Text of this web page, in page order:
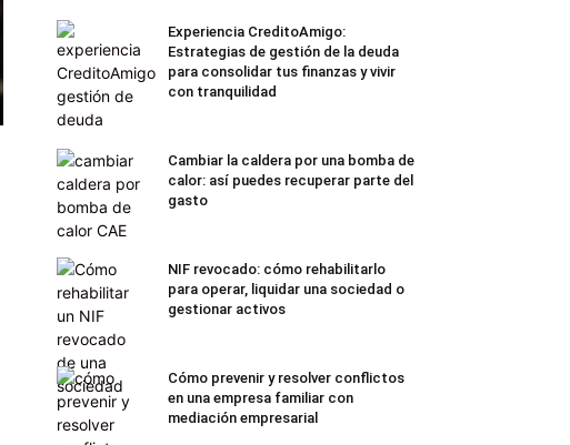
Experiencia CreditoAmigo:
Estrategias de gestión de la deuda
para consolidar tus finanzas y vivir
con tranquilidad
Cambiar la caldera por una bomba de
calor: así puedes recuperar parte del
gasto
NIF revocado: cómo rehabilitarlo
para operar, liquidar una sociedad o
gestionar activos
Cómo prevenir y resolver conflictos
en una empresa familiar con
mediación empresarial